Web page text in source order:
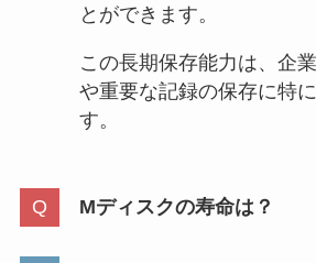
とができます。
この長期保存能力は、企
や重要な記録の保存に特
す。
Mディスクの寿命は？